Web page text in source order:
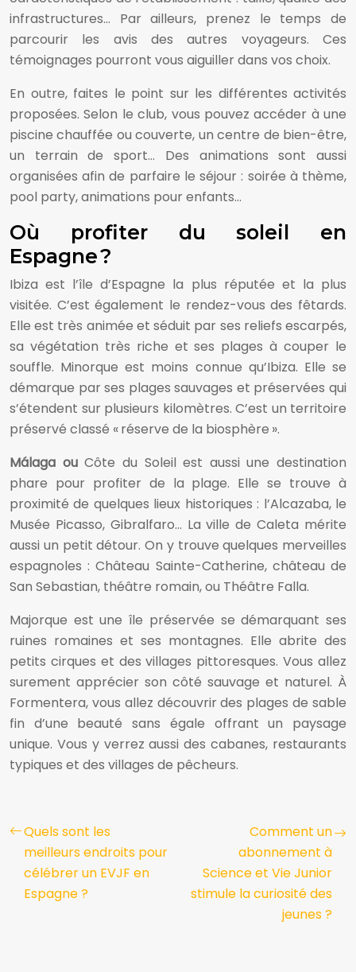
infrastructures… Par ailleurs, prenez le temps de
parcourir les avis des autres voyageurs. Ces
témoignages pourront vous aiguiller dans vos choix.
En outre, faites le point sur les différentes activités
proposées. Selon le club, vous pouvez accéder à une
piscine chauffée ou couverte, un centre de bien-être,
un terrain de sport… Des animations sont aussi
organisées afin de parfaire le séjour : soirée à thème,
pool party, animations pour enfants…
Où profiter du soleil en
Espagne ?
Ibiza est l’île d’Espagne la plus réputée et la plus
visitée. C’est également le rendez-vous des fêtards.
Elle est très animée et séduit par ses reliefs escarpés,
sa végétation très riche et ses plages à couper le
souffle. Minorque est moins connue qu’Ibiza. Elle se
démarque par ses plages sauvages et préservées qui
s’étendent sur plusieurs kilomètres. C’est un territoire
préservé classé « réserve de la biosphère ».
Málaga ouCôte du Soleil est aussi une destination
phare pour profiter de la plage. Elle se trouve à
proximité de quelques lieux historiques : l’Alcazaba, le
Musée Picasso, Gibralfaro… La ville de Caleta mérite
aussi un petit détour. On y trouve quelques merveilles
espagnoles : Château Sainte-Catherine, château de
San Sebastian, théâtre romain, ou Théâtre Falla.
Majorque est une île préservée se démarquant ses
ruines romaines et ses montagnes. Elle abrite des
petits cirques et des villages pittoresques. Vous allez
surement apprécier son côté sauvage et naturel. À
Formentera, vous allez découvrir des plages de sable
fin d’une beauté sans égale offrant un paysage
unique. Vous y verrez aussi des cabanes, restaurants
typiques et des villages de pêcheurs.
Quels sont les
meilleurs endroits pour
célébrer un EVJF en
Espagne ?
Comment un
abonnement à
Science et Vie Junior
stimule la curiosité des
jeunes ?